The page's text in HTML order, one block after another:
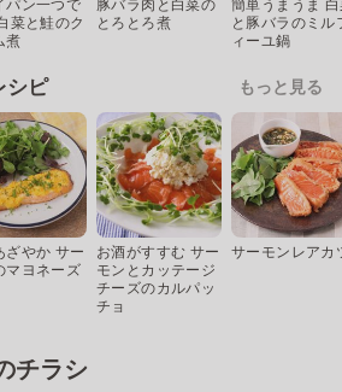
パン一つで
菜と鮭のク
煮
豚バラ肉と白菜の
とろとろ煮
簡単うまうま
と豚バラのミル
ィーユ鍋
シピ もっと見る
ざやか サー
マヨネーズ
お酒がすすむ サー
モンとカッテージ
チーズのカルパッ
チョ
サーモンレアカ
チラシ